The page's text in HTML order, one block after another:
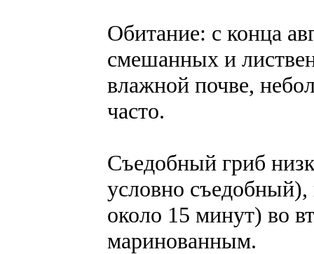
Обитание: с конца
смешанных и
влажной почве,
часто.
Съедобный гриб
условно съедобный),
около 15 минут) во
маринованным.